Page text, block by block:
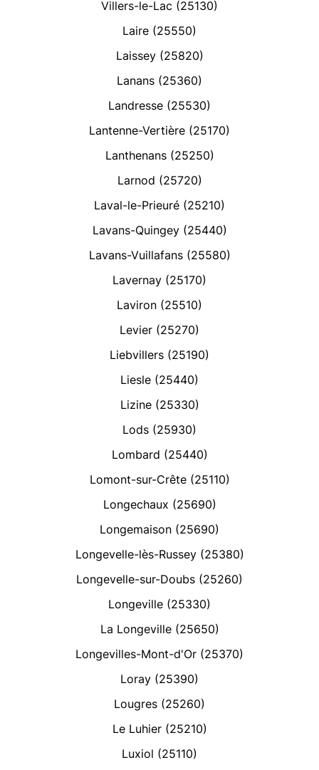
Villers-le-Lac (25130)
Laire (25550)
Laissey (25820)
Lanans (25360)
Landresse (25530)
Lantenne-Vertière (25170)
Lanthenans (25250)
Larnod (25720)
Laval-le-Prieuré (25210)
Lavans-Quingey (25440)
Lavans-Vuillafans (25580)
Lavernay (25170)
Laviron (25510)
Levier (25270)
Liebvillers (25190)
Liesle (25440)
Lizine (25330)
Lods (25930)
Lombard (25440)
Lomont-sur-Crête (25110)
Longechaux (25690)
Longemaison (25690)
Longevelle-lès-Russey (25380)
Longevelle-sur-Doubs (25260)
Longeville (25330)
La Longeville (25650)
Longevilles-Mont-d'Or (25370)
Loray (25390)
Lougres (25260)
Le Luhier (25210)
Luxiol (25110)